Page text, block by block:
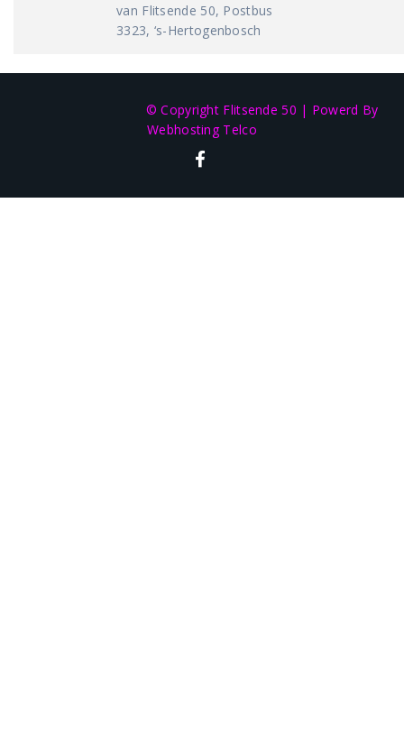
van Flitsende 50, Postbus
3323, ‘s-Hertogenbosch
© Copyright Flitsende 50 | Powerd By
Webhosting Telco